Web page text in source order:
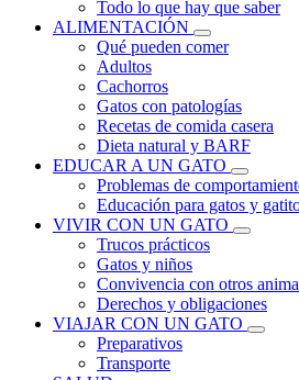
Todo lo que hay que saber
ALIMENTACIÓN
Qué pueden comer
Adultos
Cachorros
Gatos con patologías
Recetas de comida casera
Dieta natural y BARF
EDUCAR A UN GATO
Problemas de
Educación para gatos y
VIVIR CON UN GATO
Trucos prácticos
Gatos y niños
Convivencia con otros
Derechos y obligaciones
VIAJAR CON UN GATO
Preparativos
Transporte